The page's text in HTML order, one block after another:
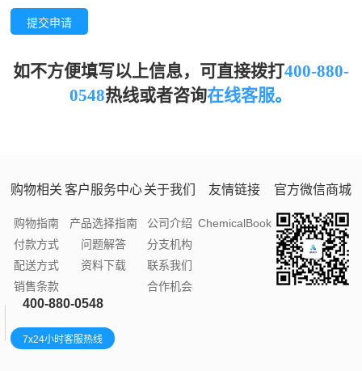
提交申请
如不方便填写以上信息，可直接拨打400-880-
0548热线或者咨询在线客服。
购物相关
购物指南
付款方式
配送方式
销售条款
客户服务中心
产品选择指南
问题解答
资料下载
关于我们
公司介绍
分支机构
联系我们
合作机会
友情链接
ChemicalBook
官方微信商城
400-880-0548
7x24小时客服热线